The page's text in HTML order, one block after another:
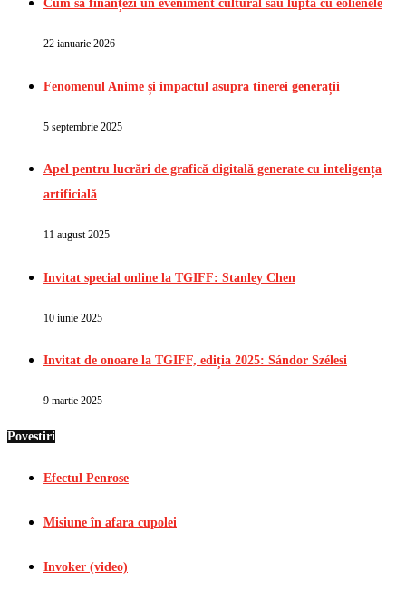
Cum să finanțezi un eveniment cultural sau lupta cu eolienele
22 ianuarie 2026
Fenomenul Anime și impactul asupra tinerei generații
5 septembrie 2025
Apel pentru lucrări de grafică digitală generate cu inteligența
artificială
11 august 2025
Invitat special online la TGIFF: Stanley Chen
10 iunie 2025
Invitat de onoare la TGIFF, ediția 2025: Sándor Szélesi
9 martie 2025
Povestiri
Efectul Penrose
Misiune în afara cupolei
Invoker (video)